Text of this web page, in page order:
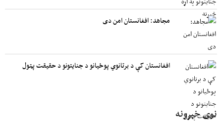
مجاهد: افغانستان امن دی
افغانستان کې د برتانوي پوځیانو د جنایتونو د حقیقت پټول
نوی خبرونه